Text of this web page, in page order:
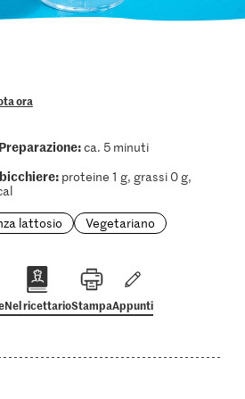
ora
Preparazione:ca. 5 minuti
proteine 1 g, grassi 0 g,
lattosio Vegetariano
Nel ricettarioStampaAppunti